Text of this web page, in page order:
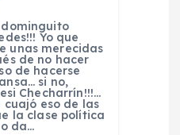
dominguito
Yo que
unas merecidas
de no hacer
de hacerse
si no,
Checharrín!!!…
cuajó eso de las
la clase política
da…